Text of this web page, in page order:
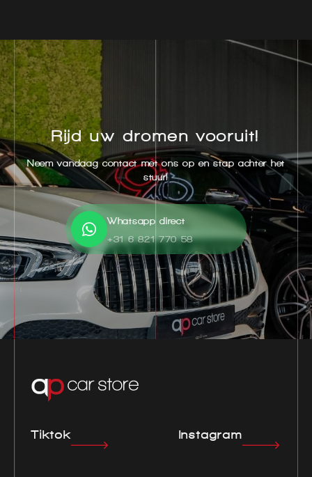
Rijd uw dromen vooruit!
Neem vandaag contact met ons op en stap achter het
stuur!
Whatsapp direct
+31 6 821 770 58
Tiktok Instagram